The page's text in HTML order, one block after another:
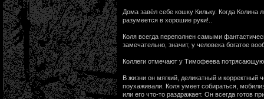
Дома завёл себе кошку Кильку. Когда Колина
разумеется в хорошие руки!..
Коля всегда переполнен самыми
замечательно, значит, у человека богатое
Коллеги отмечают у Тимофеева потрясающую
В жизни он мягкий, деликатный и
поухаживали. Коля умеет собираться,
или его что-то раздражает. Он всегда готов